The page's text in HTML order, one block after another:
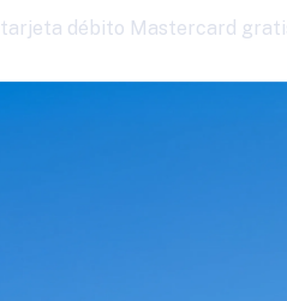
débito Mastercard